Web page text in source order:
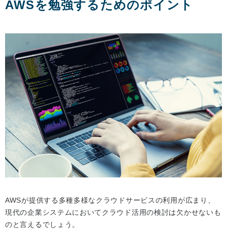
AWSを勉強するためのポイント
AWSが提供する多種多様なクラウドサービスの利用が広まり、
現代の企業システムにおいてクラウド活用の検討は欠かせないも
のと言えるでしょう。